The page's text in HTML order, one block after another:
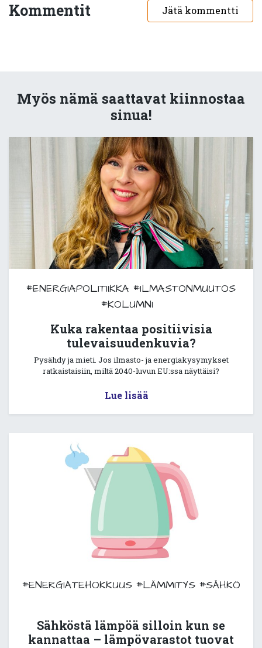
Kommentit Jätä kommentti
Myös nämä saattavat kiinnostaa
sinua!
#ENERGIAPOLITIIKKA #ILMASTONMUUTOS
#KOLUMNI
Kuka rakentaa positiivisia
tulevaisuudenkuvia?
Pysähdy ja mieti. Jos ilmasto- ja energiakysymykset
ratkaistaisiin, miltä 2040-luvun EU:ssa näyttäisi?
Lue lisää
#ENERGIATEHOKKUUS #LÄMMITYS #SÄHKÖ
Sähköstä lämpöä silloin kun se
kannattaa – lämpövarastot tuovat